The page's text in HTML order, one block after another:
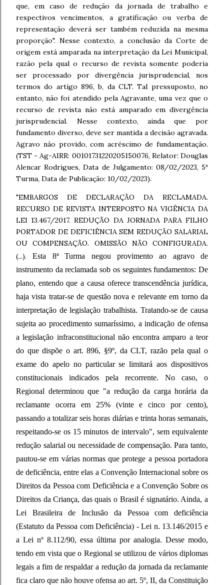
que, em caso de redução da jornada de trabalho e
respectivos vencimentos, a gratificação ou verba de
representação deverá ser também reduzida na mesma
proporção". Nesse contexto, a conclusão da Corte de
origem está amparada na interpretação da Lei Municipal,
razão pela qual o recurso de revista somente poderia
ser processado por divergência jurisprudencial, nos
termos do artigo 896, b, da CLT. Tal pressuposto, no
entanto, não foi atendido pela Agravante, uma vez que o
recurso de revista não está amparado em divergência
jurisprudencial. Nesse contexto, ainda que por
fundamento diverso, deve ser mantida a decisão agravada.
Agravo não provido, com acréscimo de fundamentação.
(TST - Ag-AIRR: 00101731220205150076, Relator: Douglas
Alencar Rodrigues, Data de Julgamento: 08/02/2023, 5ª
Turma, Data de Publicação: 10/02/2023).
"EMBARGOS DE DECLARAÇÃO DA RECLAMADA.
RECURSO DE REVISTA INTERPOSTO NA VIGÊNCIA DA
LEI 13.467/2017. REDUÇÃO DA JORNADA PARA FILHO
PORTADOR DE DEFICIÊNCIA SEM REDUÇÃO SALARIAL
OU COMPENSAÇÃO. OMISSÃO NÃO CONFIGURADA.
(...).Esta 8ª Turma negou provimento ao agravo de
instrumento da reclamada sob os seguintes fundamentos: De
plano, entendo que a causa oferece transcendência jurídica,
haja vista tratar-se de questão nova e relevante em torno da
interpretação de legislação trabalhista. Tratando-se de causa
sujeita ao procedimento sumaríssimo, a indicação de ofensa
a legislação infraconstitucional não encontra amparo a teor
do que dispõe o art. 896, §9º, da CLT, razão pela qual o
exame do apelo no particular se limitará aos dispositivos
constitucionais indicados pela recorrente. No caso, o
Regional determinou que "a redução da carga horária da
reclamante ocorra em 25% (vinte e cinco por cento),
passando a totalizar seis horas diárias e trinta horas semanais,
respeitando-se os 15 minutos de intervalo", sem equivalente
redução salarial ou necessidade de compensação. Para tanto,
pautou-se em várias normas que protege a pessoa portadora
de deficiência, entre elas a Convenção Internacional sobre os
Direitos da Pessoa com Deficiência e a Convenção Sobre os
Direitos da Criança, das quais o Brasil é signatário. Ainda, a
Lei Brasileira de Inclusão da Pessoa com deficiência
(Estatuto da Pessoa com Deficiência) - Lei n. 13.146/2015 e
a Lei nº 8.112/90, essa última por analogia. Desse modo,
tendo em vista que o Regional se utilizou de vários diplomas
legais a fim de respaldar a redução da jornada da reclamante
fica claro que não houve ofensa ao art. 5º, II, da Constituição